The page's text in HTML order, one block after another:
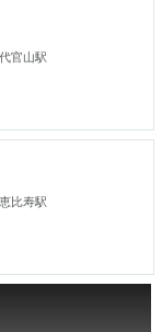
官山駅
比寿駅